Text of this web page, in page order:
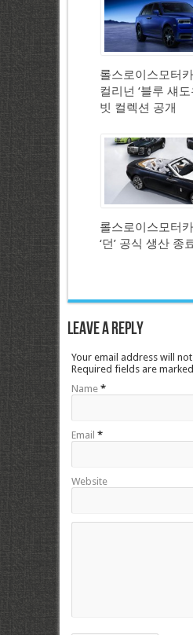
롤스로이스모터
컬리넌 ‘블루 섀도
빗 컬렉션 공개
롤스로이스모터
‘던’ 공식 생산 종
Leave a Reply
Your email address will
Required fields are marked
Name *
Email *
Website